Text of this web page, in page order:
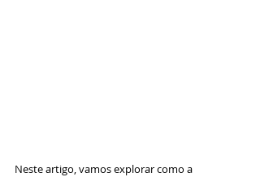
Neste artigo, vamos explorar como a